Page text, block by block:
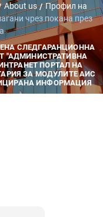
About us
Профил на
чрез покана през
СЛЕДГАРАНЦИОННА
"АДМИНИСТРАТИВНА
ПОРТАЛ НА
ЗА МОДУЛИТЕ АИС
ИНФОРМАЦИЯ